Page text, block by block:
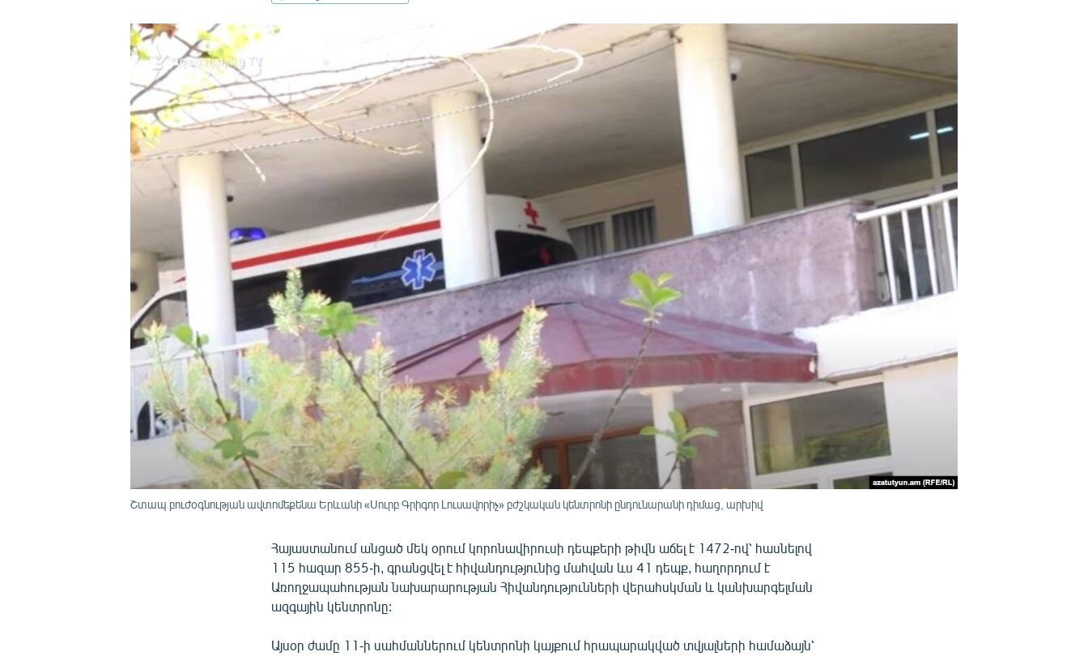
ՄԵԿՆԱԲԱՆՈՒԹՅՈՒՆ
ՁԳՏԵԼՈՎ ԼԱՎԱԳՈՒՅՆԻՆ
Շտապ բուժօգնության ավտոմեքենա Երևանի «Սուրբ Գրիգոր Լուսավորիչ» բժշկական կենտրոնի ընդունարանի դիմաց, արխիվ
Հայաստանում անցած մեկ օրում կորոնավիրուսի դեպքերի թիվն աճել է 1472-ով՝ հասնելով
115 հազար 855-ի, գրանցվել է հիվանդությունից մահվան ևս 41 դեպք, հաղորդում է
Առողջապահության նախարարության Հիվանդությունների վերահսկման և կանխարգելման
ազգային կենտրոնը:
Այսօր ժամը 11-ի սահմաններում կենտրոնի կայքում հրապարակված տվյալների համաձայն՝